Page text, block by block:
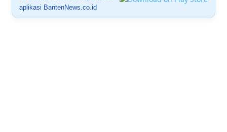
aplikasi BantenNews.co.id